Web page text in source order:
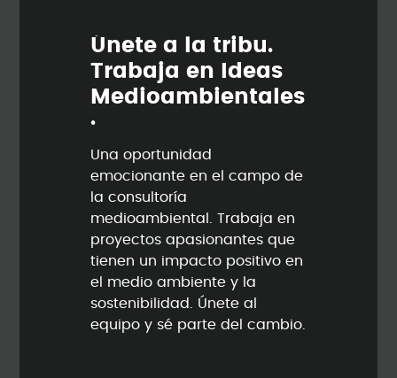
Únete a la tribu.
Trabaja en Ideas
Medioambienta les
.
Una oportunidad
emocionante en el campo de
la consultoría
medioambiental. Trabaja en
proyectos apasionantes que
tienen un impacto positivo en
el medio ambiente y la
sostenibilidad. Únete al
equipo y sé parte del cambio.